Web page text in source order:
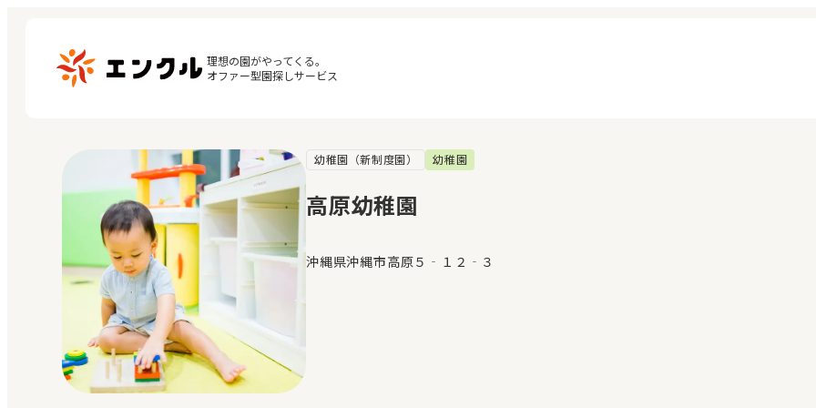
理想の園がやってくる。
オファー型園探しサービス
保育園・幼稚園を探す
地図から探す
地域から探す
マイページ
閲覧履歴
お気に入り
幼稚園（新制度園） 幼稚園
高原幼稚園
沖縄県沖縄市高原５‐１２‐３